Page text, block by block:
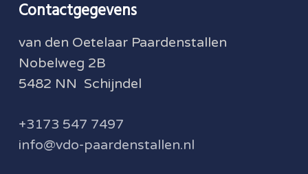
Contactgegevens
van den Oetelaar Paardenstallen
Nobelweg 2B
5482 NN Schijndel
+3173 547 7497
info@vdo-paardenstallen.nl